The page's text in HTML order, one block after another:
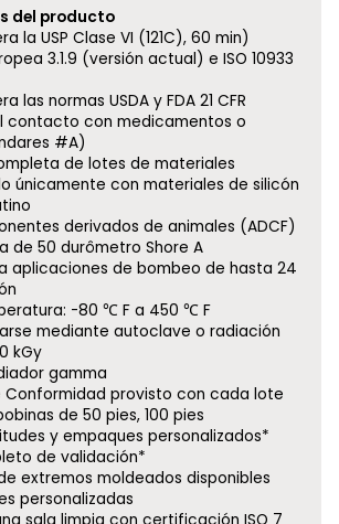
del producto
la USP Clase VI (121C), 60 min)
3.1.9 (versión actual) e ISO 10933
las normas USDA y FDA 21 CFR
contacto con medicamentos o
#A)
de lotes de materiales
únicamente con materiales de silicón
derivados de animales (ADCF)
de 50 durômetro Shore A
aplicaciones de bombeo de hasta 24
-80 ℃ F a 450 ℃ F
mediante autoclave o radiación
kGy
gamma
provisto con cada lote
de 50 pies, 100 pies
y empaques personalizados*
de validación*
extremos moldeados disponibles
personalizadas